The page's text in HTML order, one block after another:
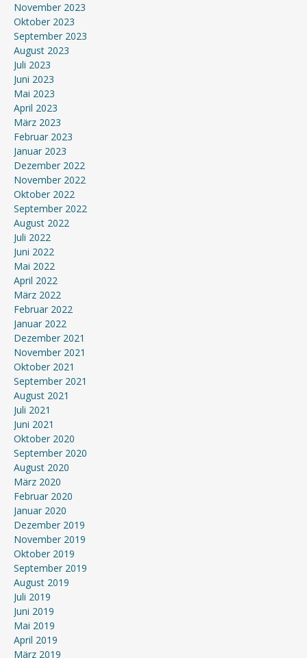
November 2023
Oktober 2023
September 2023
August 2023
Juli 2023
Juni 2023
Mai 2023
April 2023
März 2023
Februar 2023
Januar 2023
Dezember 2022
November 2022
Oktober 2022
September 2022
August 2022
Juli 2022
Juni 2022
Mai 2022
April 2022
März 2022
Februar 2022
Januar 2022
Dezember 2021
November 2021
Oktober 2021
September 2021
August 2021
Juli 2021
Juni 2021
Oktober 2020
September 2020
August 2020
März 2020
Februar 2020
Januar 2020
Dezember 2019
November 2019
Oktober 2019
September 2019
August 2019
Juli 2019
Juni 2019
Mai 2019
April 2019
März 2019